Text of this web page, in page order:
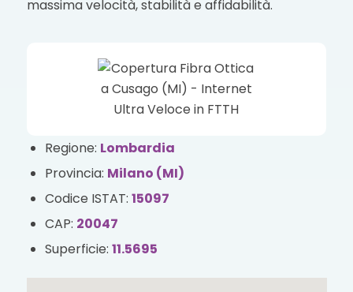
massima velocità, stabilità e affidabilità.
Regione: Lombardia
Provincia: Milano (MI)
Codice ISTAT: 15097
CAP: 20047
Superficie: 11.5695